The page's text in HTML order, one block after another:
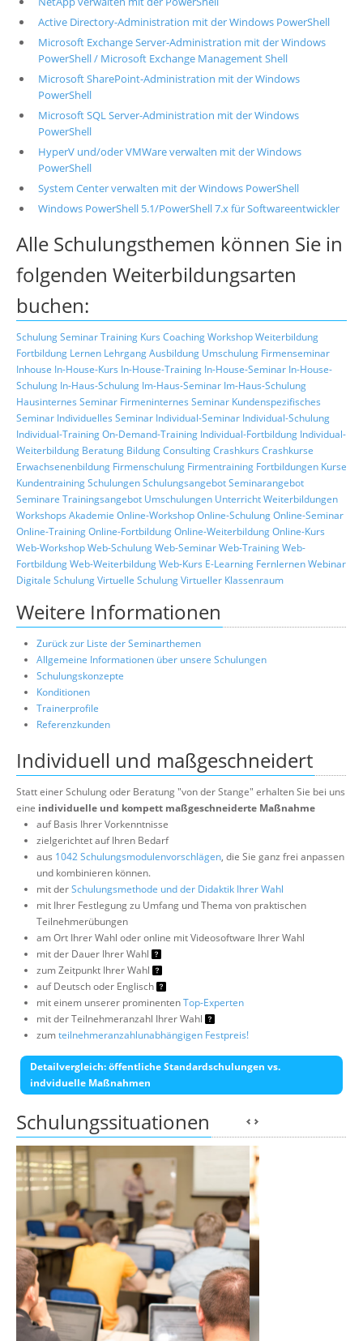
Active Directory-Administration mit der Windows PowerShell
Microsoft Exchange Server-Administration mit der Windows
PowerShell / Microsoft Exchange Management Shell
Microsoft SharePoint-Administration mit der Windows
PowerShell
Microsoft SQL Server-Administration mit der Windows
PowerShell
HyperV und/oder VMWare verwalten mit der Windows
PowerShell
System Center verwalten mit der Windows PowerShell
Windows PowerShell 5.1/PowerShell 7.x für Softwareentwickler
Alle Schulungsthemen können Sie in
folgenden Weiterbildungsarten
buchen:
SchulungSeminarTraining Kurs CoachingWorkshopWeiterbildung
Fortbildung Lernen LehrgangAusbildung Umschulung Firmenseminar
Inhouse In-House-Kurs In-House-Training In-House-Seminar In-House-
Schulung In-Haus-Schulung Im-Haus-Seminar Im-Haus-Schulung
Hausinternes Seminar Firmeninternes Seminar Kundenspezifisches
Seminar Individuelles Seminar Individual-Seminar Individual-Schulung
Individual-TrainingOn-Demand-Training Individual-Fortbildung Individual-
Weiterbildung Beratung BildungConsultingCrashkurs Crashkurse
Erwachsenenbildung Firmenschulung Firmentraining Fortbildungen Kurse
KundentrainingSchulungenSchulungsangebotSeminarangebot
Seminare Trainingsangebot Umschulungen UnterrichtWeiterbildungen
Workshops Akademie Online-WorkshopOnline-SchulungOnline-Seminar
Online-TrainingOnline-FortbildungOnline-WeiterbildungOnline-Kurs
Web-WorkshopWeb-SchulungWeb-SeminarWeb-TrainingWeb-
FortbildungWeb-WeiterbildungWeb-Kurs E-Learning FernlernenWebinar
Digitale SchulungVirtuelle SchulungVirtueller Klassenraum
Weitere Informationen
Zurück zur Liste der Seminarthemen
Allgemeine Informationen über unsere Schulungen
Schulungskonzepte
Konditionen
Trainerprofile
Referenzkunden
Individuell und maßgeschneidert
Statt einer Schulung oder Beratung "von der Stange" erhalten Sie bei uns
eine individuelle und kompett maßgeschneiderte Maßnahme
auf Basis Ihrer Vorkenntnisse
zielgerichtet auf Ihren Bedarf
aus 1042 Schulungsmodulenvorschlägen, die Sie ganz frei anpassen
und kombinieren können.
mit derSchulungsmethode und der Didaktik Ihrer Wahl
mit Ihrer Festlegung zu Umfang und Thema von praktischen
Teilnehmerübungen
am Ort Ihrer Wahl oder online mit Videosoftware Ihrer Wahl
mit der Dauer Ihrer Wahl
zum Zeitpunkt Ihrer Wahl
auf Deutsch oder Englisch
mit einem unserer prominentenTop-Experten
mit der Teilnehmeranzahl Ihrer Wahl
zumteilnehmeranzahlunabhängigen Festpreis!
Detailvergleich: öffentliche Standardschulungen vs.
indviduelle Maßnahmen
Schulungssituationen